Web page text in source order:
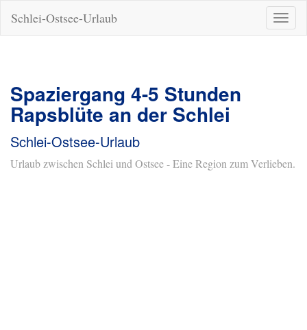
ein-/
Schlei-Ostsee-Urlaub
Spaziergang 4-5 Stunden
Rapsblüte an der Schlei
Schlei-Ostsee-Urlaub
Urlaub zwischen Schlei und Ostsee - Eine Region zum Verlieben.